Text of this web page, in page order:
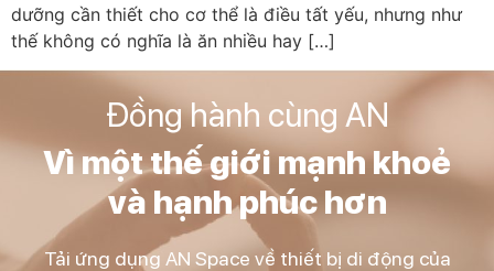
dưỡng cần thiết cho cơ thể là điều tất yếu, nhưng như
thế không có nghĩa là ăn nhiều hay […]
Đồng hành cùng AN
Vì một thế giới mạnh khoẻ
và hạnh phúc hơn
Tải ứng dụng AN Space về thiết bị di động của